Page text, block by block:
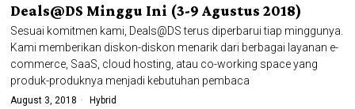
Deals@DS Minggu Ini (3-9 Agustus 2018)
Sesuai komitmen kami, Deals@DS terus diperbarui tiap minggunya.
Kami memberikan diskon-diskon menarik dari berbagai layanan e-
commerce, SaaS, cloud hosting, atau co-working space yang
produk-produknya menjadi kebutuhan pembaca
August 3, 2018 Hybrid